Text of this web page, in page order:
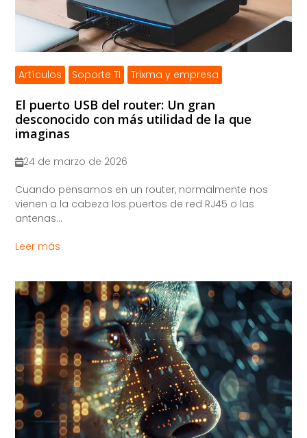
Artículos Soporte TI Trixma y empresa
El puerto USB del router: Un gran
desconocido con más utilidad de la que
imaginas
24 de marzo de 2026
Cuando pensamos en un router, normalmente nos
vienen a la cabeza los puertos de red RJ45 o las
antenas...
Leer más